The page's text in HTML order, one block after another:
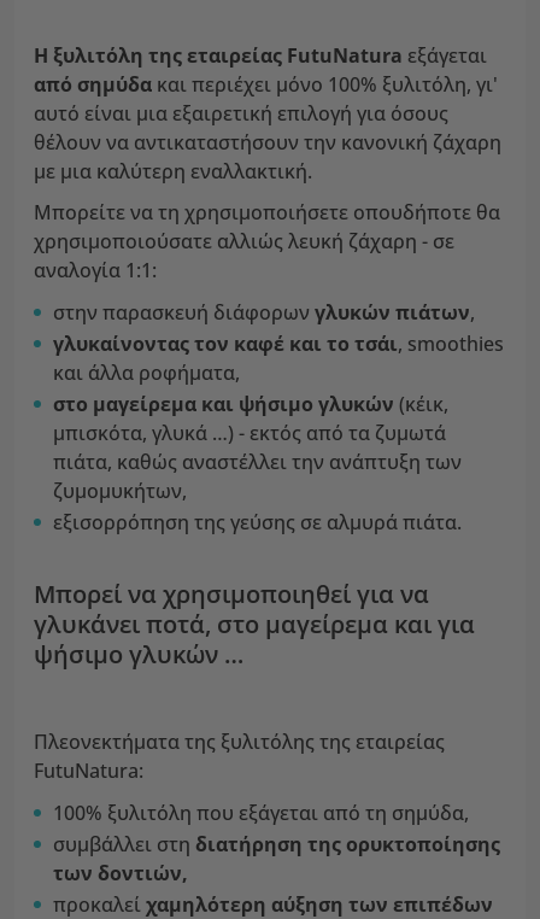
Η ξυλιτόλη της εταιρείας FutuNatura εξάγεται
από σημύδα και περιέχει μόνο 100% ξυλιτόλη, γι'
αυτό είναι μια εξαιρετική επιλογή για όσους
θέλουν να αντικαταστήσουν την κανονική ζάχαρη
με μια καλύτερη εναλλακτική.
Μπορείτε να τη χρησιμοποιήσετε οπουδήποτε θα
χρησιμοποιούσατε αλλιώς λευκή ζάχαρη - σε
αναλογία 1:1:
στην παρασκευή διάφορων γλυκών πιάτων,
γλυκαίνοντας τον καφέ και το τσάι, smoothies
και άλλα ροφήματα,
στο μαγείρεμα και ψήσιμο γλυκών (κέικ,
μπισκότα, γλυκά …) - εκτός από τα ζυμωτά
πιάτα, καθώς αναστέλλει την ανάπτυξη των
ζυμομυκήτων,
εξισορρόπηση της γεύσης σε αλμυρά πιάτα.
Μπορεί να χρησιμοποιηθεί για να
γλυκάνει ποτά, στο μαγείρεμα και για
ψήσιμο γλυκών …
Πλεονεκτήματα της ξυλιτόλης της εταιρείας
FutuNatura:
100% ξυλιτόλη που εξάγεται από τη σημύδα,
συμβάλλει στη διατήρηση της ορυκτοποίησης
των δοντιών,
προκαλείχαμηλότερη αύξηση των επιπέδων